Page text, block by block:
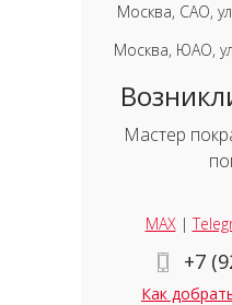
Москва, САО,
Москва, ЮАО,
Мастер
MAX|
+7
Как